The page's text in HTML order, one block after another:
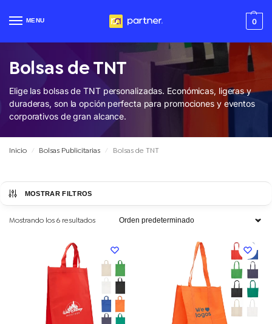
MENU 0
Bolsas de TNT
Elige las bolsas de TNT personalizadas. Económicas, ligeras y
duraderas, son la opción perfecta para promociones y eventos
corporativos de gran alcance.
Inicio / Bolsas Publicitarias / Bolsas de TNT
MOSTRAR FILTROS
Mostrando los 6 resultados